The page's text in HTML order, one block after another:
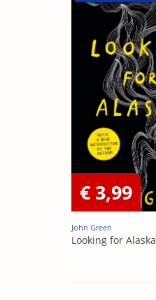
€ 3,99
John Green
Looking for Alaska